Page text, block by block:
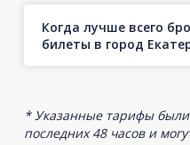
Когда лучше всего
билеты в город
* Указанные тарифы
последних 48 часов и